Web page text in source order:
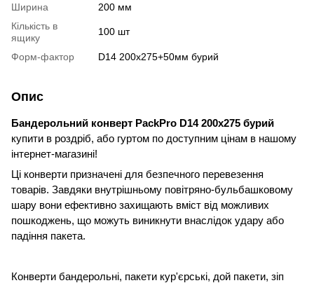
Ширина
200 мм
Кількість в
ящику
100 шт
Форм-фактор D14 200х275+50мм бурий
Опис
Бандерольний конверт PackPro D14 200х275 бурий
купити в роздріб, або гуртом по доступним цінам в нашому
інтернет-магазині!
Ці конверти призначені для безпечного перевезення
товарів. Завдяки внутрішньому повітряно-бульбашковому
шару вони ефективно захищають вміст від можливих
пошкоджень, що можуть виникнути внаслідок удару або
падіння пакета.
Конверти бандерольні, пакети кур'єрські, дой пакети, зіп